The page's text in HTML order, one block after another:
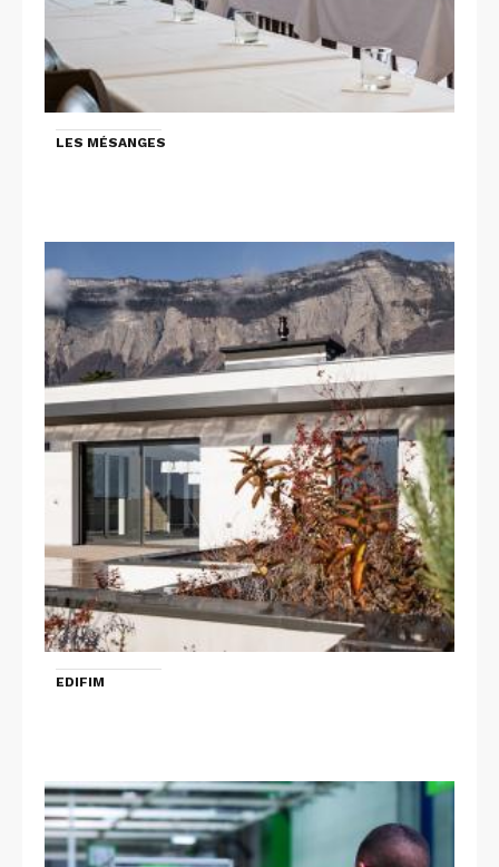
LES MÉSANGES
EDIFIM